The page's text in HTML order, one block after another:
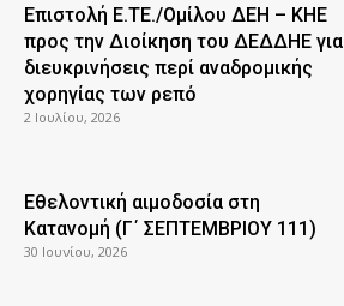
Επιστολή Ε.ΤΕ./Ομίλου ΔΕΗ – ΚΗΕ
προς την Διοίκηση του ΔΕΔΔΗΕ για
διευκρινήσεις περί αναδρομικής
χορηγίας των ρεπό
2 Ιουλίου, 2026
Εθελοντική αιμοδοσία στη
Κατανομή (Γ΄ ΣΕΠΤΕΜΒΡΙΟΥ 111)
30 Ιουνίου, 2026